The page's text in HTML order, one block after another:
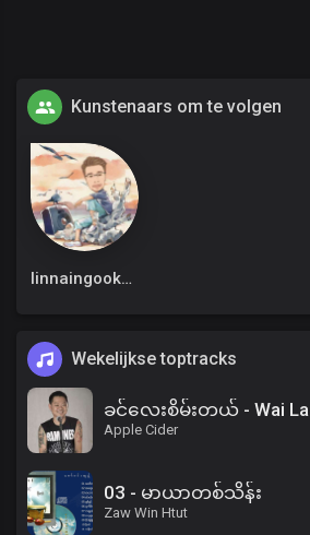
Kunstenaars om te volgen
linnaingookkm
Wekelijkse toptracks
ခင်လေးစိမ်းတယ် - Wai La
Apple Cider
03 - မာယာတစ်သိန်း
Zaw Win Htut